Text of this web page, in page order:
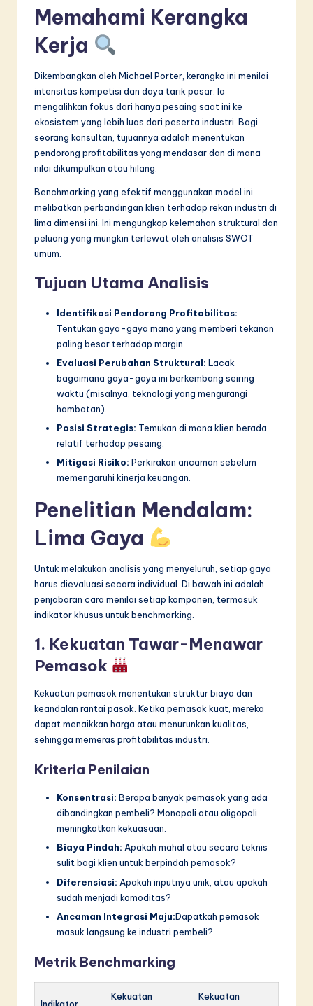
o
ti
o
Memahami Kerangka
Kerja
Dikembangkan oleh Michael Porter, kerangka ini menilai
intensitas kompetisi dan daya tarik pasar. Ia
mengalihkan fokus dari hanya pesaing saat ini ke
ekosistem yang lebih luas dari peserta industri. Bagi
seorang konsultan, tujuannya adalah menentukan
pendorong profitabilitas yang mendasar dan di mana
nilai dikumpulkan atau hilang.
Benchmarking yang efektif menggunakan model ini
melibatkan perbandingan klien terhadap rekan industri di
lima dimensi ini. Ini mengungkap kelemahan struktural dan
peluang yang mungkin terlewat oleh analisis SWOT
umum.
Tujuan Utama Analisis
Identifikasi Pendorong Profitabilitas:
Tentukan gaya-gaya mana yang memberi tekanan
paling besar terhadap margin.
Evaluasi Perubahan Struktural: Lacak
bagaimana gaya-gaya ini berkembang seiring
waktu (misalnya, teknologi yang mengurangi
hambatan).
Posisi Strategis: Temukan di mana klien berada
relatif terhadap pesaing.
Mitigasi Risiko: Perkirakan ancaman sebelum
memengaruhi kinerja keuangan.
Penelitian Mendalam:
Lima Gaya
Untuk melakukan analisis yang menyeluruh, setiap gaya
harus dievaluasi secara individual. Di bawah ini adalah
penjabaran cara menilai setiap komponen, termasuk
indikator khusus untuk benchmarking.
1. Kekuatan Tawar-Menawar
Pemasok
Kekuatan pemasok menentukan struktur biaya dan
keandalan rantai pasok. Ketika pemasok kuat, mereka
dapat menaikkan harga atau menurunkan kualitas,
sehingga memeras profitabilitas industri.
Kriteria Penilaian
Konsentrasi: Berapa banyak pemasok yang ada
dibandingkan pembeli? Monopoli atau oligopoli
meningkatkan kekuasaan.
Biaya Pindah: Apakah mahal atau secara teknis
sulit bagi klien untuk berpindah pemasok?
Diferensiasi: Apakah inputnya unik, atau apakah
sudah menjadi komoditas?
Ancaman Integrasi Maju:Dapatkah pemasok
masuk langsung ke industri pembeli?
Metrik Benchmarking
Indikator
Kekuatan
Kekuatan